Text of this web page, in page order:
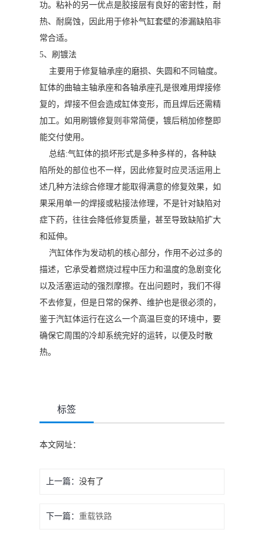
功。粘补的另一优点是胶接层有良好的密封性，耐
热、耐腐蚀，因此用于修补气缸套壁的渗漏缺陷非
常合适。
5、刷镀法
主要用于修复轴承座的磨损、失圆和不同轴度。
缸体的曲轴主轴承座和各轴承座孔是很难用焊接修
复的，焊接不但会造成缸体变形，而且焊后还需精
加工。如用刷镀修复则非常简便，镀后稍加修整即
能交付使用。
总结:气缸体的损坏形式是多种多样的，各种缺
陷所处的部位也不一样，因此修复时应灵活运用上
述几种方法综合修理才能取得满意的修复效果，如
果采用单一的焊接或粘接法修理，不是针对缺陷对
症下药，往往会降低修复质量，甚至导致缺陷扩大
和延伸。
汽缸体作为发动机的核心部分，作用不必过多的
描述，它承受着燃烧过程中压力和温度的急剧变化
以及活塞运动的强烈摩擦。在出问题时，我们不得
不去修复，但是日常的保养、维护也是很必须的，
鉴于汽缸体运行在这么一个高温巨变的环境中，要
确保它周围的冷却系统完好的运转，以便及时散
热。
标签
本文网址：
上一篇：没有了
下一篇：重载铁路